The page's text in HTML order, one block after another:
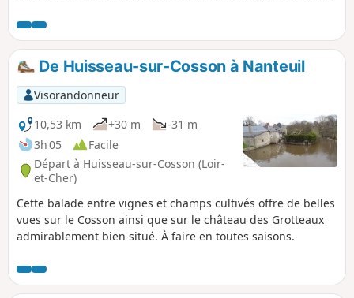
château de Saumery.
De Huisseau-sur-Cosson à Nanteuil
Visorandonneur
10,53 km
+30 m
-31 m
3h 05
Facile
Départ à Huisseau-sur-Cosson (Loir-
et-Cher)
Cette balade entre vignes et champs cultivés offre de belles
vues sur le Cosson ainsi que sur le château des Grotteaux
admirablement bien situé. À faire en toutes saisons.